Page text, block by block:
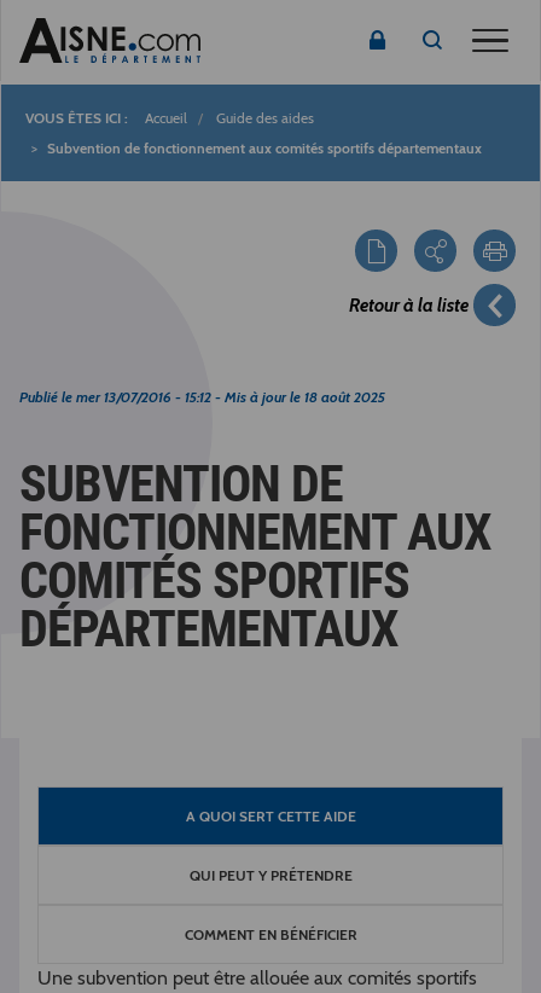
Fil
Accueil
Guide des aides
Subvention de fonctionnement aux comités sportifs départementaux
Retour à la liste
Publié le mer 13/07/2016 - 15:12 - Mis à jour le 18 août 2025
SUBVENTION DE
FONCTIONNEMENT AUX
COMITÉS SPORTIFS
DÉPARTEMENTAUX
A QUOI SERT CETTE AIDE
QUI PEUT Y PRÉTENDRE
COMMENT EN BÉNÉFICIER
Une subvention peut être allouée aux comités sportifs